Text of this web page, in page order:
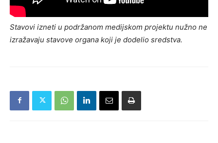
Stavovi izneti u podržanom medijskom projektu nužno ne
izražavaju stavove organa koji je dodelio sredstva.